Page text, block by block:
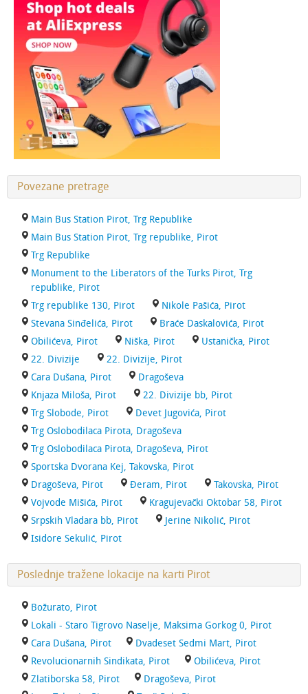
Povezane pretrage
Main Bus Station Pirot, Trg Republike
Main Bus Station Pirot, Trg republike, Pirot
Trg Republike
Monument to the Liberators of the Turks Pirot, Trg
republike, Pirot
Trg republike 130, Pirot
Nikole Pašića, Pirot
Stevana Sinđelića, Pirot
Braće Daskalovića, Pirot
Obilićeva, Pirot
Niška, Pirot
Ustanička, Pirot
22. Divizije
22. Divizije, Pirot
Cara Dušana, Pirot
Dragoševa
Knjaza Miloša, Pirot
22. Divizije bb, Pirot
Trg Slobode, Pirot
Devet Jugovića, Pirot
Trg Oslobodilaca Pirota, Dragoševa
Trg Oslobodilaca Pirota, Dragoševa, Pirot
Sportska Dvorana Kej, Takovska, Pirot
Dragoševa, Pirot
Đeram, Pirot
Takovska, Pirot
Vojvode Mišića, Pirot
Kragujevački Oktobar 58, Pirot
Srpskih Vladara bb, Pirot
Jerine Nikolić, Pirot
Isidore Sekulić, Pirot
Poslednje tražene lokacije na karti Pirot
Božurato, Pirot
Lokali - Staro Tigrovo Naselje, Maksima Gorkog 0, Pirot
Cara Dušana, Pirot
Dvadeset Sedmi Mart, Pirot
Revolucionarnih Sindikata, Pirot
Obilićeva, Pirot
Zlatiborska 58, Pirot
Dragoševa, Pirot